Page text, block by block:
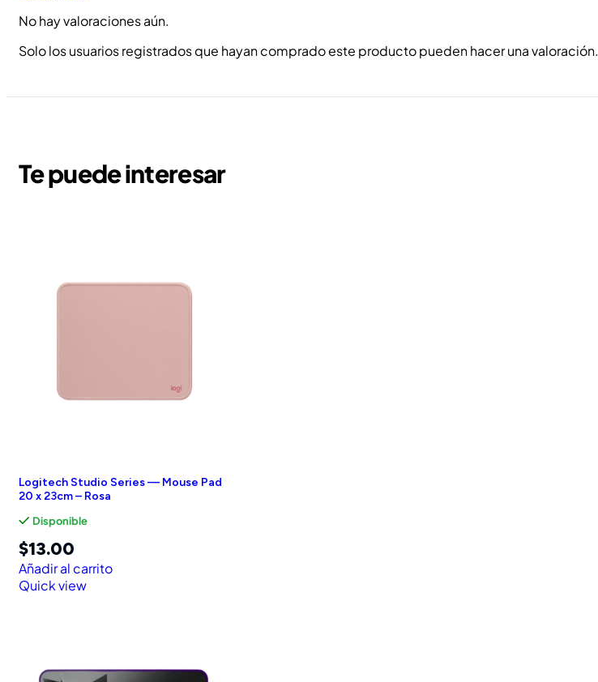
No hay valoraciones aún.
Solo los usuarios registrados que hayan comprado este producto pueden hacer una valoración.
Te puede interesar
Logitech Studio Series — Mouse Pad
20 x 23cm – Rosa
Disponible
$13.00
Añadir al carrito
Quick view